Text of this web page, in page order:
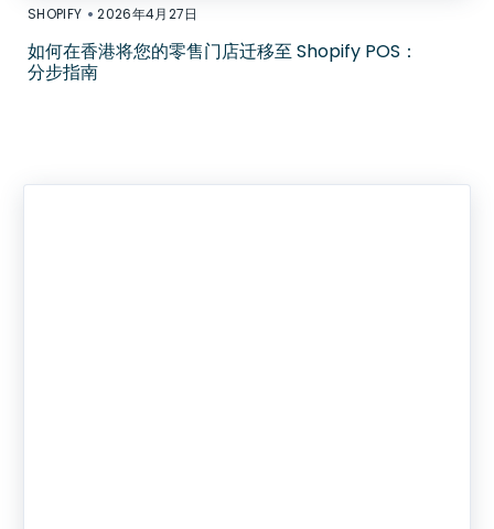
SHOPIFY • 2026年4月27日
如何在香港将您的零售门店迁移至 Shopify POS：
分步指南